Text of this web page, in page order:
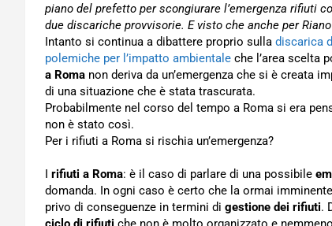
piano del prefetto per scongiurare l’emergenza rifiuti
due discariche provvisorie. E visto che anche per
Intanto si continua a dibattere proprio sulla discarica
polemiche per l’impatto ambientale che l’area scelta
a Roma non deriva da un’emergenza che si è creata
di una situazione che è stata trascurata.
Probabilmente nel corso del tempo a Roma si era
non è stato così.
Per i rifiuti a Roma si rischia un’emergenza?
I rifiuti a Roma: è il caso di parlare di una possibile
domanda. In ogni caso è certo che la ormai
privo di conseguenze in termini di gestione dei rifiuti.